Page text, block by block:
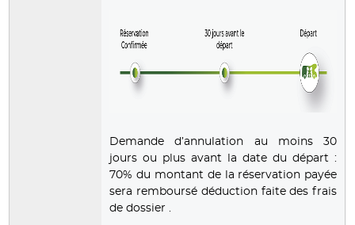
Demande d’annulation au moins 30
jours ou plus avant la date du départ :
70% du montant de la réservation payée
sera remboursé déduction faite des frais
de dossier .